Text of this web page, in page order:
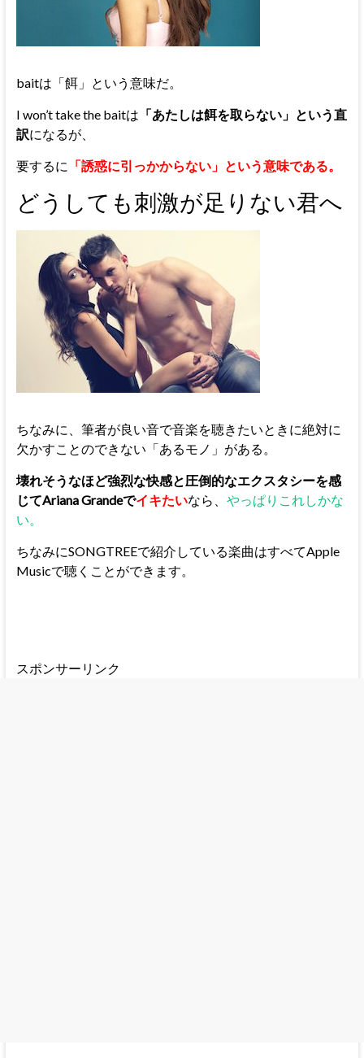
baitは「餌」という意味だ。
I won’t take the baitは 「あたしは餌を取らない」という直
訳になるが、
要するに 「誘惑に引っかからない」という意味である。
どうしても刺激が足りない君へ
ちなみに、筆者が良い音で音楽を聴きたいときに絶対に
欠かすことのできない「あるモノ」がある。
壊れそうなほど強烈な快感と圧倒的なエクスタシーを感
じてAriana Grandeでイキたいなら、 やっぱりこれしかな
い。
ちなみにSONGTREEで紹介している楽曲はすべてApple
Musicで聴くことができます。
スポンサーリンク